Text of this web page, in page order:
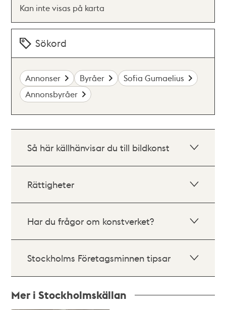
Kan inte visas på karta
Sökord
Annonser Byråer
Sofia Gumaelius
Annonsbyråer
Så här källhänvisar du till bildkonst
Rättigheter
Har du frågor om konstverket?
Stockholms Företagsminnen tipsar
Mer i Stockholmskällan